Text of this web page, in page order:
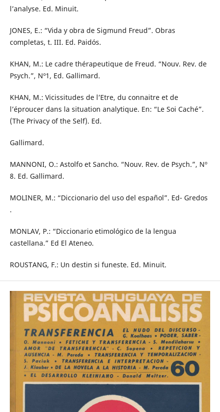
l’analyse. Ed. Minuit.
JONES, E.: “Vida y obra de Sigmund Freud”. Obras
completas, t. III. Ed. Paidós.
KHAN, M.: Le cadre thérapeutique de Freud. “Nouv. Rev. de
Psych.”, Nº1, Ed. Gallimard.
KHAN, M.: Vicissitudes de l’Etre, du connaitre et de
l’éproucer dans la situation analytique. En: “Le Soi Caché”.
(The Privacy of the Self). Ed.
Gallimard.
MANNONI, O.: Astolfo et Sancho. “Nouv. Rev. de Psych.”, Nº
8. Ed. Gallimard.
MOLINER, M.: “Diccionario del uso del español”. Ed- Gredos
.
MONLAV, P.: “Diccionario etimológico de la lengua
castellana.” Ed El Ateneo.
ROUSTANG, F.: Un destin si funeste. Ed. Minuit.